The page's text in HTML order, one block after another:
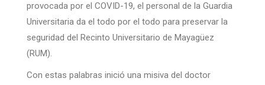
provocada por el COVID-19, el personal de la Guardia
Universitaria da el todo por el todo para preservar la
seguridad del Recinto Universitario de Mayagüez
(RUM).
Con estas palabras inició una misiva del doctor